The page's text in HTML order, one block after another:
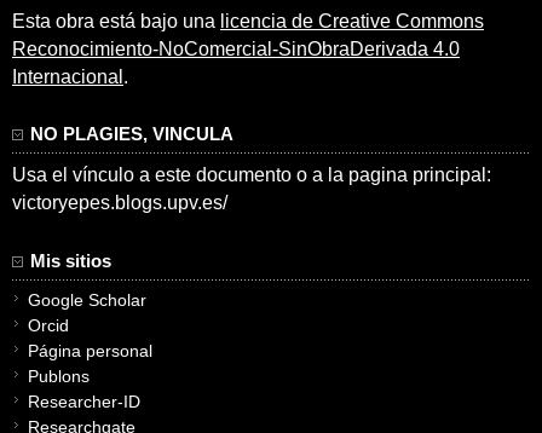
Esta obra está bajo una licencia de Creative Commons
Reconocimiento-NoComercial-SinObraDerivada 4.0
Internacional .
NO PLAGIES, VINCULA
Usa el vínculo a este documento o a la pagina principal:
victoryepes.blogs.upv.es/
Mis sitios
Google Scholar
Orcid
Página personal
Publons
Researcher-ID
Researchgate